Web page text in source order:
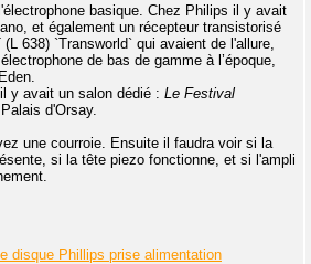
basique. Chez Philips il y avait
et également un récepteur transistorisé
638) `Transworld` qui avaient de l'allure,
de bas de gamme à l’époque,
y avait un salon dédié : Le Festival
d'Orsay.
une courroie. Ensuite il faudra voir si la
si la tête piezo fonctionne, et si l'ampli
disque Phillips prise alimentation